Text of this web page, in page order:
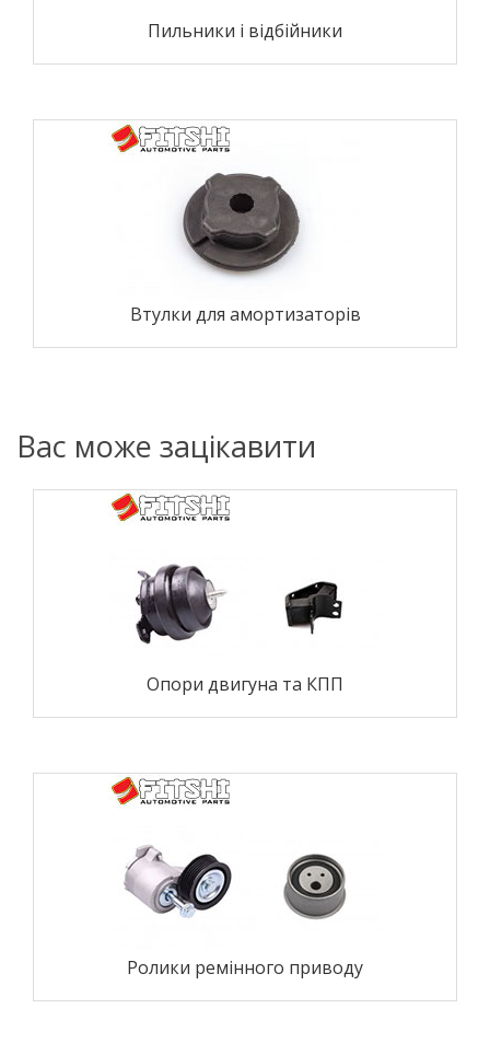
Пильники і відбійники
Втулки для амортизаторів
Вас може зацікавити
Опори двигуна та КПП
Ролики ремінного приводу